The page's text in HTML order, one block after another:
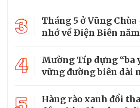
3
Tháng 5 ở Vũng Chùa
nhớ về Điện Biên
4
Mường Típ dựng “ba
vững đường biên dài
Hàng rào xanh đổi